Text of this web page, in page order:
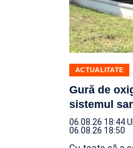
ACTUALITATE
Gură de
sistemul
06.08.26 18:44
06.08.26 18:50